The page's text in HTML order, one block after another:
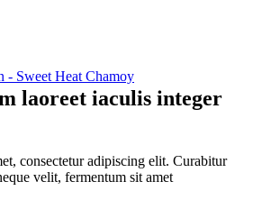
Heat Chamoy
laoreet iaculis integer
consectetur adipiscing elit. Curabitur
velit, fermentum sit amet